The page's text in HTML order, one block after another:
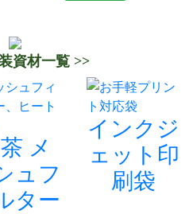
資材一覧 >>
メ
ュフ
ター
インクジ
ェット印
刷袋